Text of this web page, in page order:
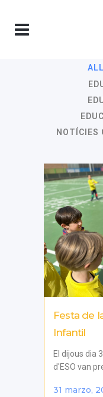
ALL
NOTÍCIES
Festa de
Infantil
El dijous dia
d'ESO van
31 marzo,